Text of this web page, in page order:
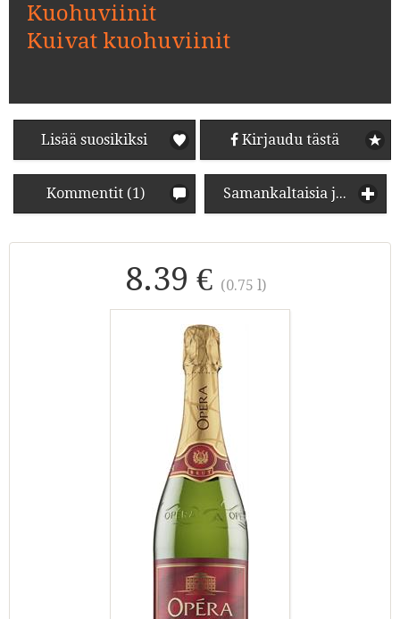
Kuohuviinit
Kuivat kuohuviinit
Lisää suosikiksi Kirjaudu tästä
Kommentit (1) Samankaltaisia juomia
8.39 € (0.75 l)